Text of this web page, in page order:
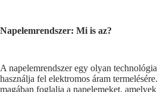
Napelemrendszer: Mi is az?
A napelemrendszer egy olyan
használja fel elektromos áram
magában foglalja a napelemeket,